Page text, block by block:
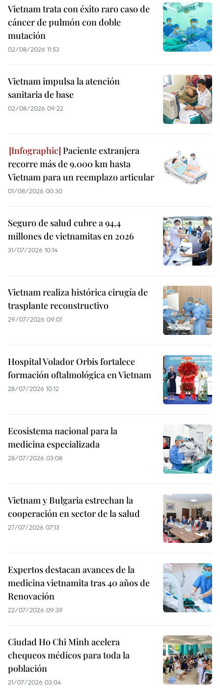
Vietnam trata con éxito raro caso de
cáncer de pulmón con doble
mutación
02/08/2026 11:53
Vietnam impulsa la atención
sanitaria de base
02/08/2026 09:22
Paciente extranjera
recorre más de 9.000 km hasta
Vietnam para un reemplazo articular
01/08/2026 00:30
Seguro de salud cubre a 94,4
millones de vietnamitas en 2026
31/07/2026 10:14
Vietnam realiza histórica cirugía de
trasplante reconstructivo
29/07/2026 09:01
Hospital Volador Orbis fortalece
formación oftalmológica en Vietnam
28/07/2026 10:12
Ecosistema nacional para la
medicina especializada
28/07/2026 03:08
Vietnam y Bulgaria estrechan la
cooperación en sector de la salud
27/07/2026 07:13
Expertos destacan avances de la
medicina vietnamita tras 40 años de
Renovación
22/07/2026 09:39
Ciudad Ho Chi Minh acelera
chequeos médicos para toda la
población
21/07/2026 03:04